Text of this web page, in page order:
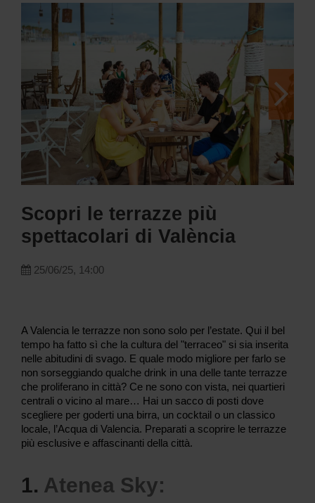
Scopri le terrazze più
spettacolari di València
25/06/25, 14:00
A Valencia le terrazze non sono solo per l’estate. Qui il bel
tempo ha fatto sì che la cultura del "terraceo" si sia inserita
nelle abitudini di svago. E quale modo migliore per farlo se
non sorseggiando qualche drink in una delle tante terrazze
che proliferano in città? Ce ne sono con vista, nei quartieri
centrali o vicino al mare… Hai un sacco di posti dove
scegliere per goderti una birra, un cocktail o un classico
locale, l’Acqua di Valencia. Preparati a scoprire le terrazze
più esclusive e affascinanti della città.
1. Atenea Sky: